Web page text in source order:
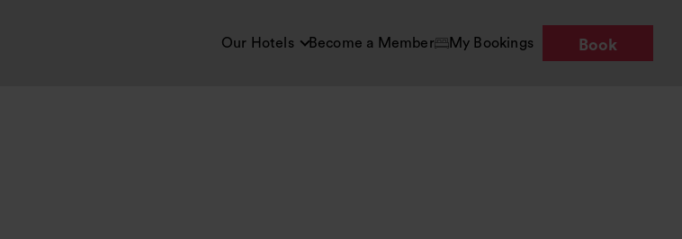
Our Hotels Become a Member My Bookings Book